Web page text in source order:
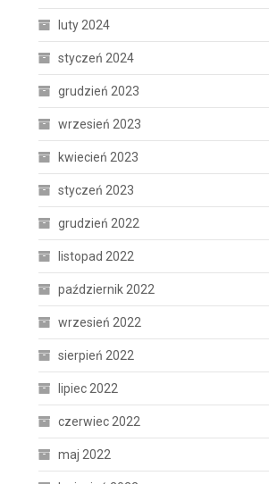
luty 2024
styczeń 2024
grudzień 2023
wrzesień 2023
kwiecień 2023
styczeń 2023
grudzień 2022
listopad 2022
październik 2022
wrzesień 2022
sierpień 2022
lipiec 2022
czerwiec 2022
maj 2022